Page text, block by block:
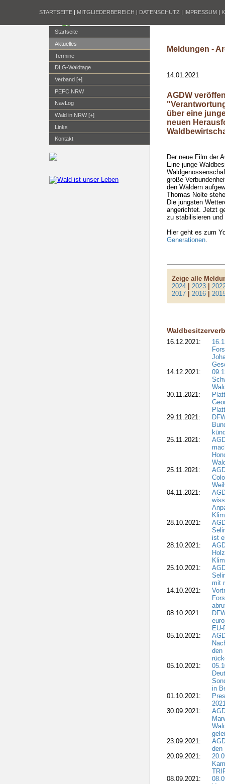
STARTSEITE | MITGLIEDERBEREICH | DATENSCHUTZ | IMPRESSUM |
Startseite
Aktuelles
Termine
DLG-Waldtage
Verband [+]
PEFC NRW
NavLog
Wald in NRW [+]
Links
Kontakt
Meldungen -
14.01.2021
AGDW
über eine
neuen
Der neue Film der
Eine junge
große
den Wäldern
Thomas Nolte
Die jüngsten
angerichtet. Jetzt
zu stabilisieren
Hier geht es zum
Generationen
Zeige alle
2024 |2023 |
2017 |2016 |
16.12.2021:
14.12.2021:
30.11.2021:
29.11.2021:
25.11.2021:
25.11.2021:
04.11.2021:
28.10.2021:
ist
28.10.2021:
25.10.2021:
mit
14.10.2021:
08.10.2021:
05.10.2021:
den
05.10.2021:
in
01.10.2021:
30.09.2021:
23.09.2021:
den
20.09.2021:
08.09.2021: